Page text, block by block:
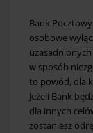
Bank
osobowe
w sposób
to powód, dla
Jeżeli Bank
dla innych
zostaniesz